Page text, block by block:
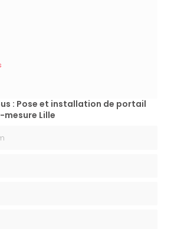
: Pose et installation de portail
Lille